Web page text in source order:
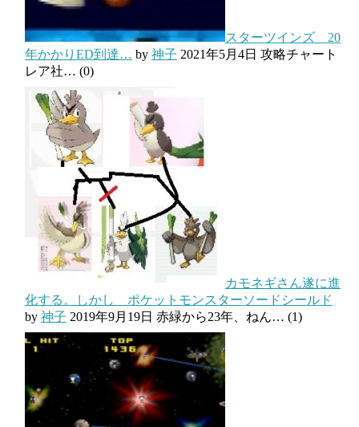
スターツインズ 20
年かかりED到達… by 神子 2021年5月4日 攻略チャート
レア社… (0)
カモネギさん遂に進
化する。しかし ポケットモンスターソードシールド
by 神子 2019年9月19日 赤緑から23年、ねん… (1)